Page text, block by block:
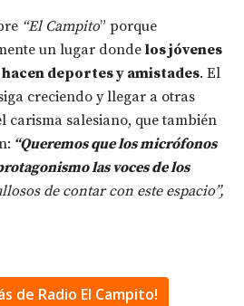
“El Campito” porque
un lugar donde los jóvenes
deportes y amistades. El
creciendo y llegar a otras
carisma salesiano, que también
“Queremos que los micrófonos
las voces de los
de contar con este espacio”,
de Radio El Campito!